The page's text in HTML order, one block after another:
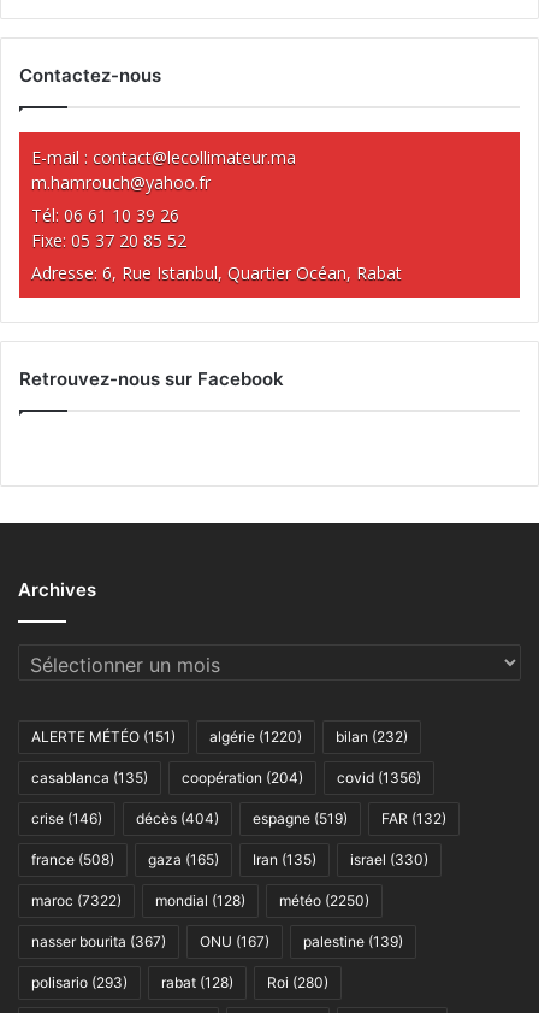
Contactez-nous
E-mail : contact@lecollimateur.ma
m.hamrouch@yahoo.fr
Tél: 06 61 10 39 26
Fixe: 05 37 20 85 52
Adresse: 6, Rue Istanbul, Quartier Océan, Rabat
Retrouvez-nous sur Facebook
Archives
Archives
ALERTE MÉTÉO (151) algérie (1220) bilan (232)
casablanca (135) coopération (204) covid (1356)
crise (146) décès (404) espagne (519) FAR (132)
france (508) gaza (165) Iran (135) israel (330)
maroc (7322) mondial (128) météo (2250)
nasser bourita (367) ONU (167) palestine (139)
polisario (293) rabat (128) Roi (280)